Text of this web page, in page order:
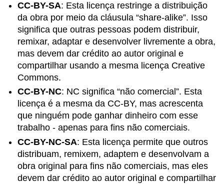
CC-BY-SA: Esta licença restringe a distribuição
da obra por meio da cláusula “share-alike”. Isso
significa que outras pessoas podem distribuir,
remixar, adaptar e desenvolver livremente a obra,
mas devem dar crédito ao autor original e
compartilhar usando a mesma licença Creative
Commons.
CC-BY-NC: NC significa “não comercial”. Esta
licença é a mesma da CC-BY, mas acrescenta
que ninguém pode ganhar dinheiro com esse
trabalho - apenas para fins não comerciais.
CC-BY-NC-SA: Esta licença permite que outros
distribuam, remixem, adaptem e desenvolvam a
obra original para fins não comerciais, mas eles
devem dar crédito ao autor original e compartilhar